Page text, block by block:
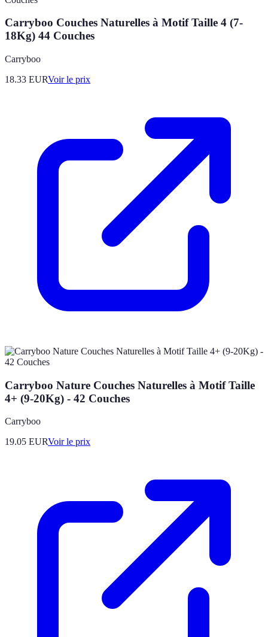
Carryboo Couches Naturelles à Motif Taille 4 (7-
18Kg) 44 Couches
Carryboo
18.33 EURVoir le prix
Carryboo Nature Couches Naturelles à Motif Taille
4+ (9-20Kg) - 42 Couches
Carryboo
19.05 EURVoir le prix